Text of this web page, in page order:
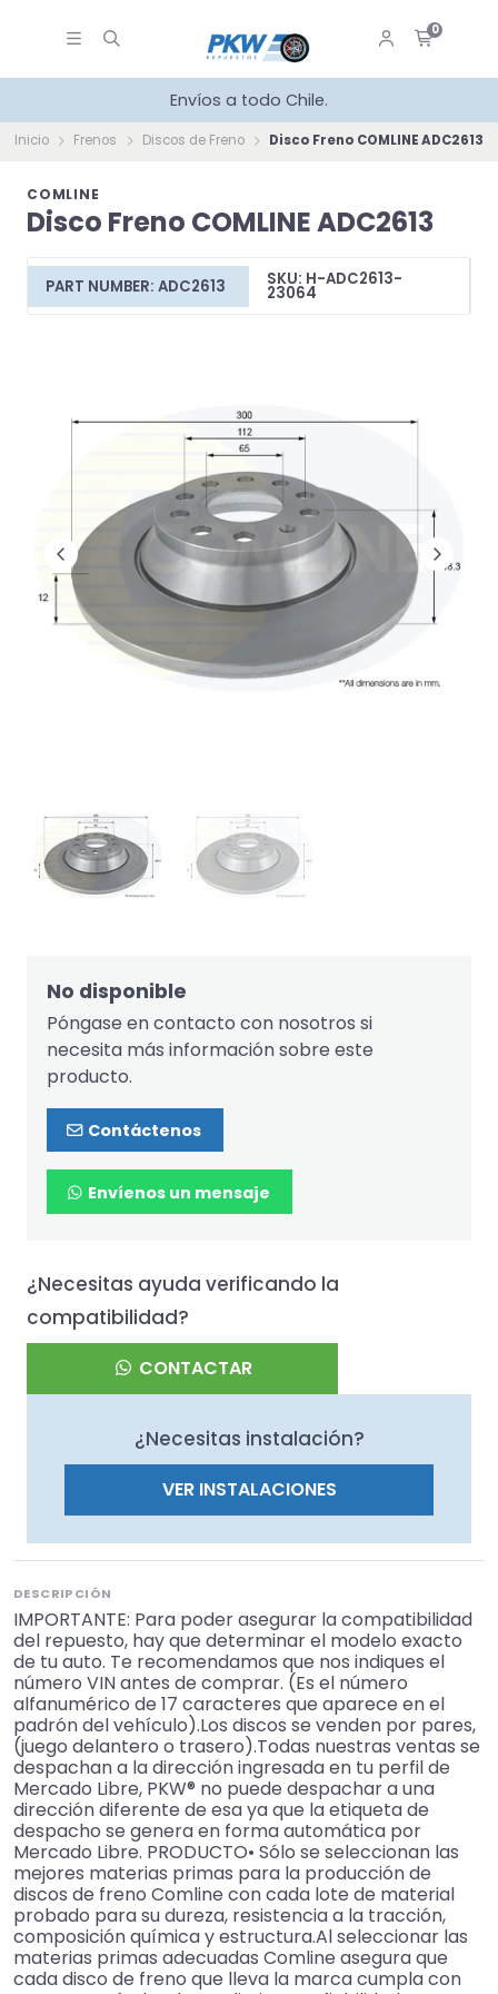
0
Envíos a todo Chile.
Inicio Frenos Discos de Freno Disco Freno COMLINE ADC2613
COMLINE
Disco Freno COMLINE ADC2613
PART NUMBER: ADC2613 SKU: H-ADC2613-
23064
No disponible
Póngase en contacto con nosotros si
necesita más información sobre este
producto.
Contáctenos
Envíenos un mensaje
¿Necesitas ayuda verificando la
compatibilidad?
CONTACTAR
¿Necesitas instalación?
VER INSTALACIONES
DESCRIPCIÓN
IMPORTANTE: Para poder asegurar la compatibilidad
del repuesto, hay que determinar el modelo exacto
de tu auto. Te recomendamos que nos indiques el
número VIN antes de comprar. (Es el número
alfanumérico de 17 caracteres que aparece en el
padrón del vehículo).Los discos se venden por pares,
(juego delantero o trasero).Todas nuestras ventas se
despachan a la dirección ingresada en tu perfil de
Mercado Libre, PKW® no puede despachar a una
dirección diferente de esa ya que la etiqueta de
despacho se genera en forma automática por
Mercado Libre. PRODUCTO• Sólo se seleccionan las
mejores materias primas para la producción de
discos de freno Comline con cada lote de material
probado para su dureza, resistencia a la tracción,
composición química y estructura.Al seleccionar las
materias primas adecuadas Comline asegura que
cada disco de freno que lleva la marca cumpla con